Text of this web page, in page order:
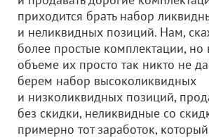
приходится брать набор
и неликвидных позиций. Нам,
более простые комплектации,
объеме их просто так никто не
берем набор высоколиквидных
и низколиквидных позиций,
без скидки, неликвидные со
примерно тот заработок,